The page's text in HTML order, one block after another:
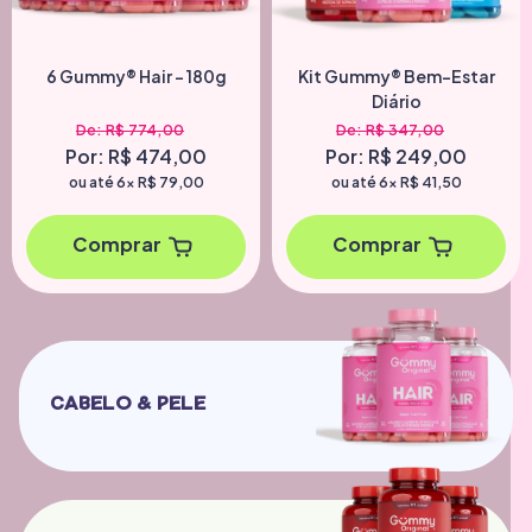
De: R$ 446,00
Gummy
Frutti...
De:
R$
Por:R$
6 Gummy® Hair - 180g
De: R$ 774,00
Por: R$ 474,00
ou até 6x R$ 79,00
Comprar
Kit Gummy® Bem-Estar
Diário
De: R$ 347,00
Por: R$ 249,00
ou até 6x R$ 41,50
Comprar
CABELO & PELE